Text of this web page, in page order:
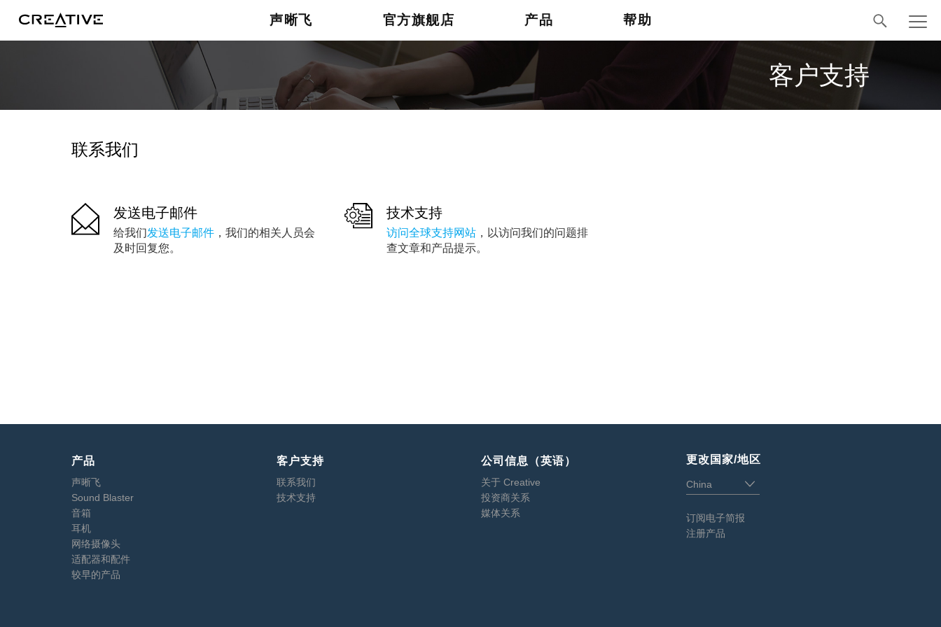
声晰飞 官方旗舰店 产品 帮助
客户支持
联系我们
发送电子邮件
给我们发送电子邮件 ，我们的相关人员会
及时回复您。
技术支持
访问全球支持网站 ，以访问我们的问题排
查文章和产品提示。
产品
声晰飞
Sound Blaster
音箱
耳机
网络摄像头
适配器和配件
较早的产品
客户支持
联系我们
技术支持
公司信息（英语）
关于 Creative
投资商关系
媒体关系
更改国家/地区
订阅电子简报
注册产品